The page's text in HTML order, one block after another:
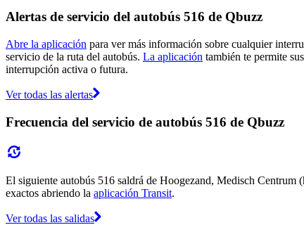
Alertas de servicio del autobús 516 de Qbuzz
Abre la aplicación para ver más información sobre cualquier
servicio de la ruta del autobús. La aplicación también te permite
interrupción activa o futura.
Ver todas las alertas
Frecuencia del servicio de autobús 516 de Qbuzz
El siguiente autobús 516 saldrá de Hoogezand, Medisch Centrum
exactos abriendo la aplicación Transit.
Ver todas las salidas